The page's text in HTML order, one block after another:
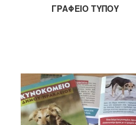
2018
2013
2012
2011
ΓΡΑΦΕΙΟ ΤΥΠΟΥ